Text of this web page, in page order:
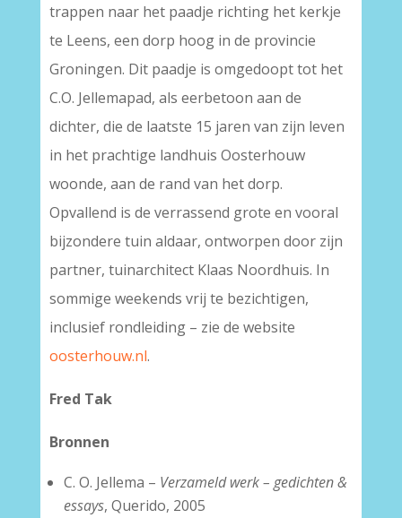
trappen naar het paadje richting het kerkje
te Leens, een dorp hoog in de provincie
Groningen. Dit paadje is omgedoopt tot het
C.O. Jellemapad, als eerbetoon aan de
dichter, die de laatste 15 jaren van zijn leven
in het prachtige landhuis Oosterhouw
woonde, aan de rand van het dorp.
Opvallend is de verrassend grote en vooral
bijzondere tuin aldaar, ontworpen door zijn
partner, tuinarchitect Klaas Noordhuis. In
sommige weekends vrij te bezichtigen,
inclusief rondleiding – zie de website
oosterhouw.nl.
Fred Tak
Bronnen
C. O. Jellema – Verzameld werk – gedichten &
essays, Querido, 2005